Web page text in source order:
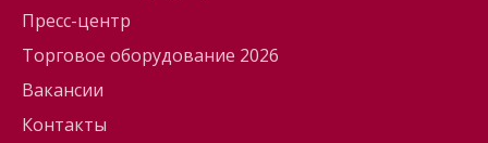
Пресс-центр
Торговое оборудование 2026
Вакансии
Контакты